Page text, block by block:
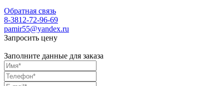
Обратная связь
8-3812-72-96-69
pamir55@yandex.ru
Запросить цену
Заполните данные для заказа